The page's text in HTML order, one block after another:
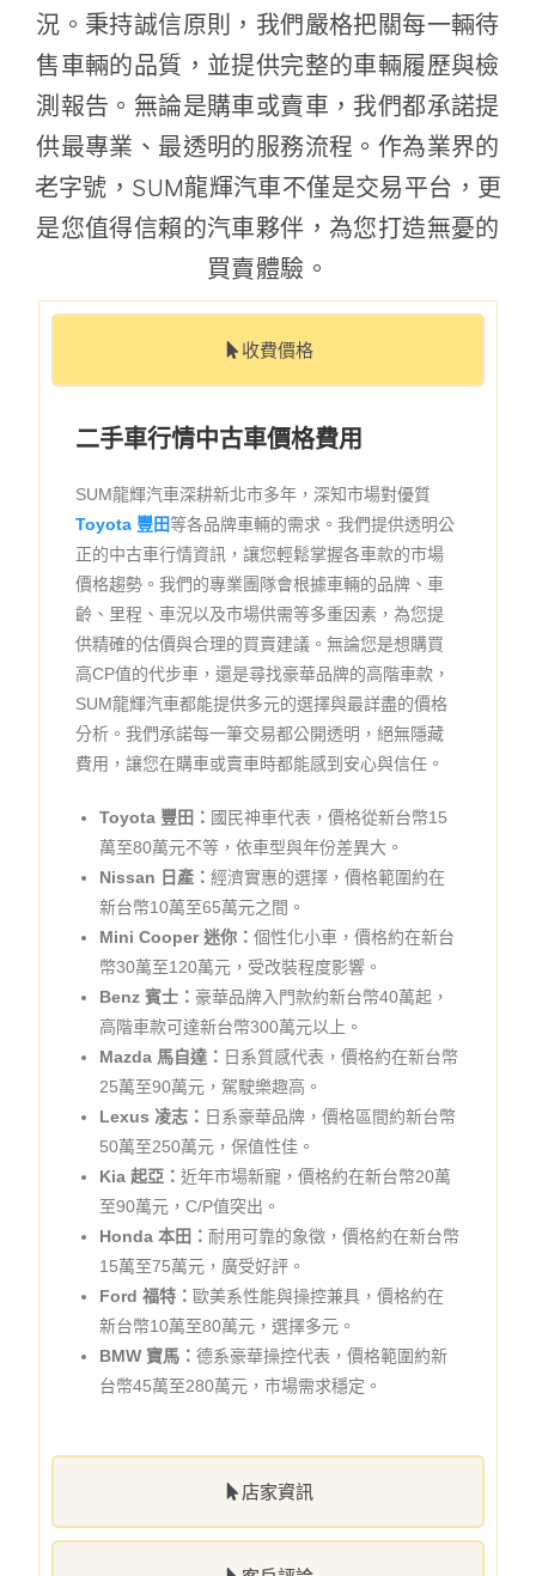
況。秉持誠信原則，我們嚴格把關每一輛待
售車輛的品質，並提供完整的車輛履歷與檢
測報告。無論是購車或賣車，我們都承諾提
供最專業、最透明的服務流程。作為業界的
老字號，SUM龍輝汽車不僅是交易平台，更
是您值得信賴的汽車夥伴，為您打造無憂的
買賣體驗。
收費價格
店家資訊
二手車行情中古車價格費用
SUM龍輝汽車深耕新北市多年，深知市場對優質
Toyota 豐田等各品牌車輛的需求。我們提供透明公
正的中古車行情資訊，讓您輕鬆掌握各車款的市場
價格趨勢。我們的專業團隊會根據車輛的品牌、車
齡、里程、車況以及市場供需等多重因素，為您提
供精確的估價與合理的買賣建議。無論您是想購買
高CP值的代步車，還是尋找豪華品牌的高階車款，
SUM龍輝汽車都能提供多元的選擇與最詳盡的價格
分析。我們承諾每一筆交易都公開透明，絕無隱藏
費用，讓您在購車或賣車時都能感到安心與信任。
Toyota 豐田： 國民神車代表，價格從新台幣15
萬至80萬元不等，依車型與年份差異大。
Nissan 日產：經濟實惠的選擇，價格範圍約在
新台幣10萬至65萬元之間。
Mini Cooper 迷你：個性化小車，價格約在新台
幣30萬至120萬元，受改裝程度影響。
Benz 賓士： 豪華品牌入門款約新台幣40萬起，
高階車款可達新台幣300萬元以上。
Mazda 馬自達： 日系質感代表，價格約在新台幣
25萬至90萬元，駕駛樂趣高。
Lexus 凌志： 日系豪華品牌，價格區間約新台幣
50萬至250萬元，保值性佳。
Kia 起亞：近年市場新寵，價格約在新台幣20萬
至90萬元，C/P值突出。
Honda 本田：耐用可靠的象徵，價格約在新台幣
15萬至75萬元，廣受好評。
Ford 福特：歐美系性能與操控兼具，價格約在
新台幣10萬至80萬元，選擇多元。
BMW 寶馬：德系豪華操控代表，價格範圍約新
台幣45萬至280萬元，市場需求穩定。